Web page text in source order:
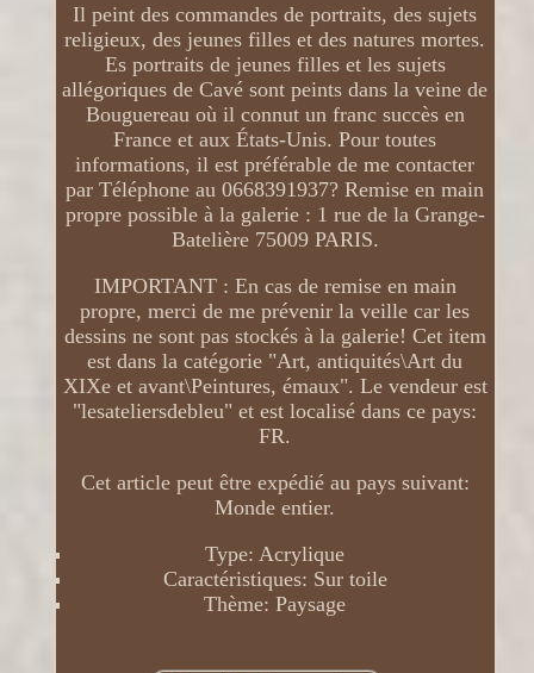
Il peint des commandes de portraits, des sujets
religieux, des jeunes filles et des natures mortes.
Es portraits de jeunes filles et les sujets
allégoriques de Cavé sont peints dans la veine de
Bouguereau où il connut un franc succès en
France et aux États-Unis. Pour toutes
informations, il est préférable de me contacter
par Téléphone au 0668391937? Remise en main
propre possible à la galerie : 1 rue de la Grange-
Batelière 75009 PARIS.
IMPORTANT : En cas de remise en main
propre, merci de me prévenir la veille car les
dessins ne sont pas stockés à la galerie! Cet item
est dans la catégorie "Art, antiquités\Art du
XIXe et avant\Peintures, émaux". Le vendeur est
"lesateliersdebleu" et est localisé dans ce pays:
FR.
Cet article peut être expédié au pays suivant:
Monde entier.
Type: Acrylique
Caractéristiques: Sur toile
Thème: Paysage